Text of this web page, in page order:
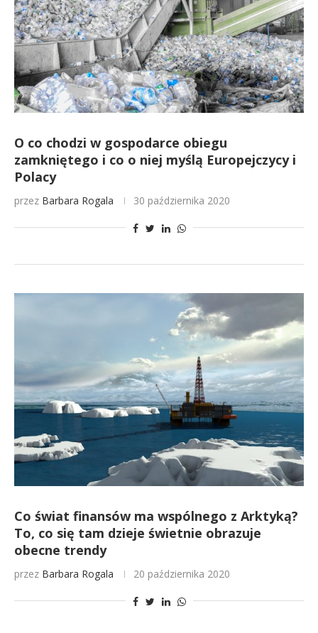
O co chodzi w gospodarce obiegu
zamkniętego i co o niej myślą Europejczycy i
Polacy
przez Barbara Rogala 30 października 2020
Co świat finansów ma wspólnego z Arktyką?
To, co się tam dzieje świetnie obrazuje
obecne trendy
przez Barbara Rogala 20 października 2020